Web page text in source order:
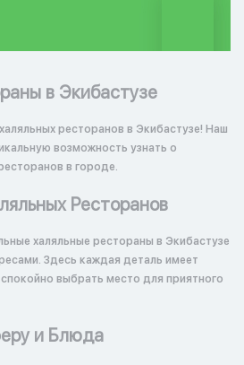
в Экибастузе
ресторанов в Экибастузе! Наш
возможность узнать о
в городе.
Ресторанов
халяльные рестораны в Экибастузе
Здесь каждая деталь имеет
выбрать место для приятного
и Блюда